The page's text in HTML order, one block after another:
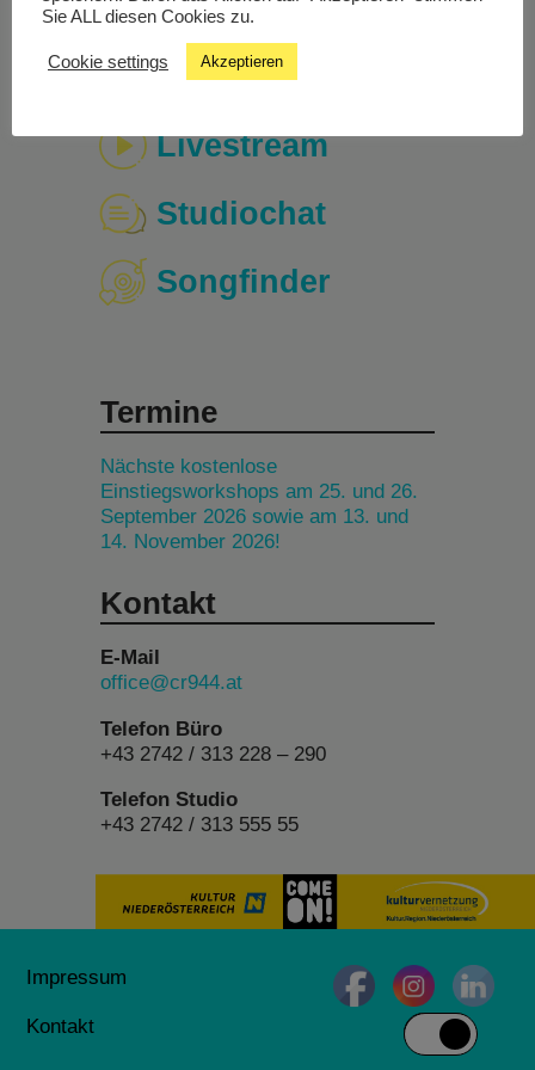
Livestream
Studiochat
Songfinder
Termine
Nächste kostenlose
Einstiegsworkshops am 25. und 26.
September 2026 sowie am 13. und
14. November 2026!
Kontakt
E-Mail
office@cr944.at
Telefon Büro
+43 2742 / 313 228 – 290
Telefon Studio
+43 2742 / 313 555 55
Impressum
Kontakt
Sie ALL diesen Cookies zu.
Cookie settings Akzeptieren